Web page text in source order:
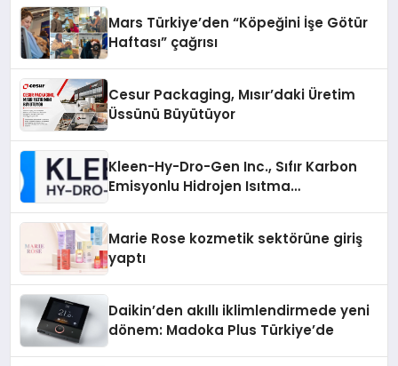
Mars Türkiye’den “Köpeğini İşe Götür
Haftası” çağrısı
Cesur Packaging, Mısır’daki Üretim
Üssünü Büyütüyor
Kleen-Hy-Dro-Gen Inc., Sıfır Karbon
Emisyonlu Hidrojen Isıtma
Marie Rose kozmetik sektörüne giriş
yaptı
Daikin’den akıllı iklimlendirmede yeni
dönem: Madoka Plus Türkiye’de